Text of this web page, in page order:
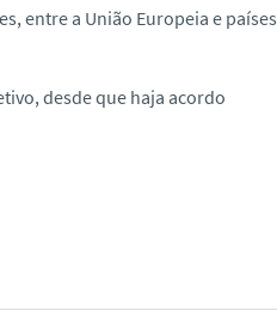
entre a União Europeia e países
desde que haja acordo